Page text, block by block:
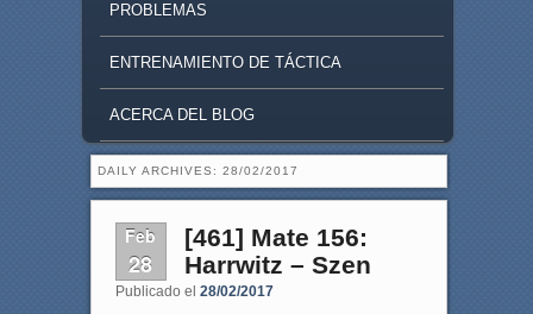
PROBLEMAS
ENTRENAMIENTO DE TÁCTICA
ACERCA DEL BLOG
DAILY ARCHIVES: 28/02/2017
Feb
28
[461] Mate 156:
Harrwitz – Szen
Publicado el 28/02/2017